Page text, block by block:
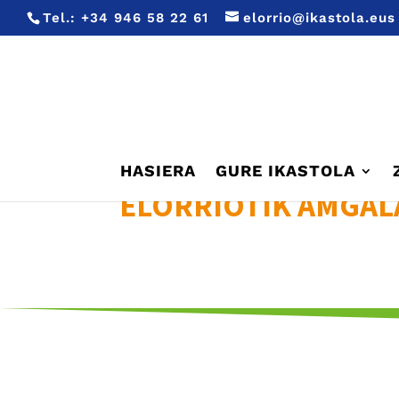
Tel.: +34 946 58 22 61 elorrio@ikastola.eus
HASIERA GURE IKASTOLA
ELORRIOTIK